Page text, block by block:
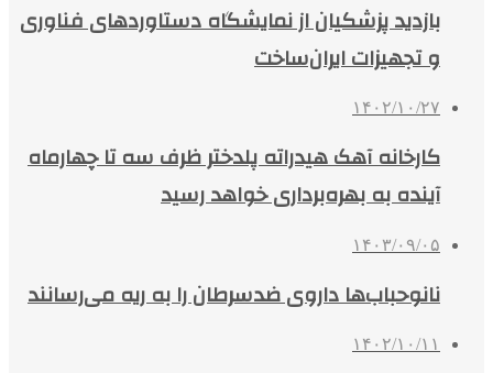
بازدید پزشکیان از نمایشگاه دستاوردهای فناوری
و تجهیزات ایران‌ساخت
۱۴۰۲/۱۰/۲۷
کارخانه آهک هیدراته پلدختر ظرف سه تا چهارماه
آینده به بهره‌برداری خواهد رسید
۱۴۰۳/۰۹/۰۵
نانوحباب‌ها داروی ضدسرطان را به ریه می‌رسانند
۱۴۰۲/۱۰/۱۱